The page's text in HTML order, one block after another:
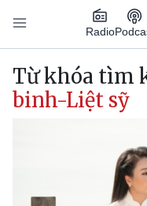
Nhảy đến nội dung
Radio
Main
Từ khóa tìm
binh-Liệt sỹ